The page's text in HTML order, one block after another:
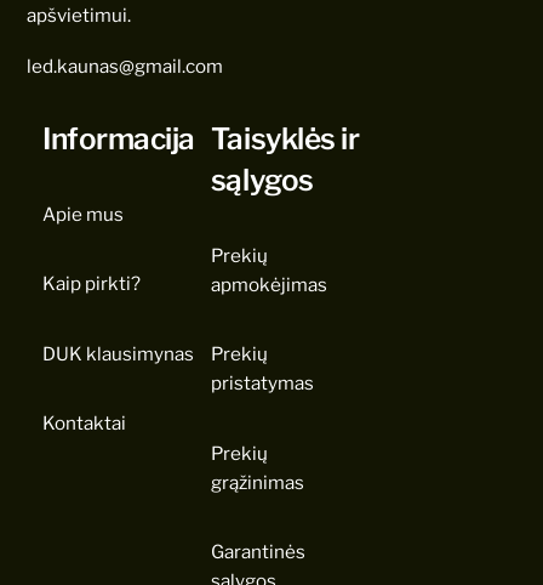
apšvietimui.
led.kaunas@gmail.com
Informacija
Apie mus
Kaip pirkti?
DUK klausimynas
Kontaktai
Taisyklės ir
sąlygos
Prekių
apmokėjimas
Prekių
pristatymas
Prekių
grąžinimas
Garantinės